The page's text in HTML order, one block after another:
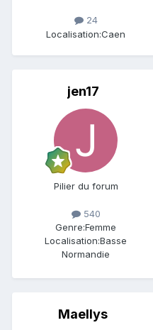
24
Localisation:Caen
jen17
Pilier du forum
540
Genre:Femme
Localisation:Basse
Normandie
Maellys